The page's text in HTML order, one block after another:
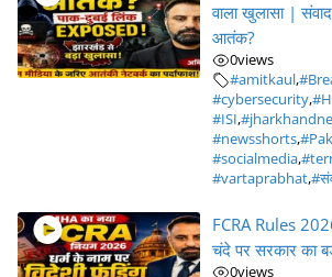
वाला खुलासा |
आतंक?
0views
#amitkaul,
#cybersecurity,
#ISI,
#newsshorts,
#socialmedia,
#vartaprabhat,
FCRA Rules
चंदे पर सरकार का
0views